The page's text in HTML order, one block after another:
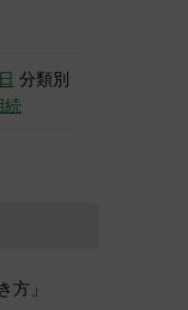
分類別
続
方」